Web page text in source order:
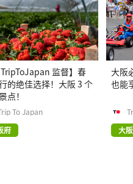
监督】春
的绝佳选择！大阪 3 个
点！
To Japan
府
大阪
也能
大